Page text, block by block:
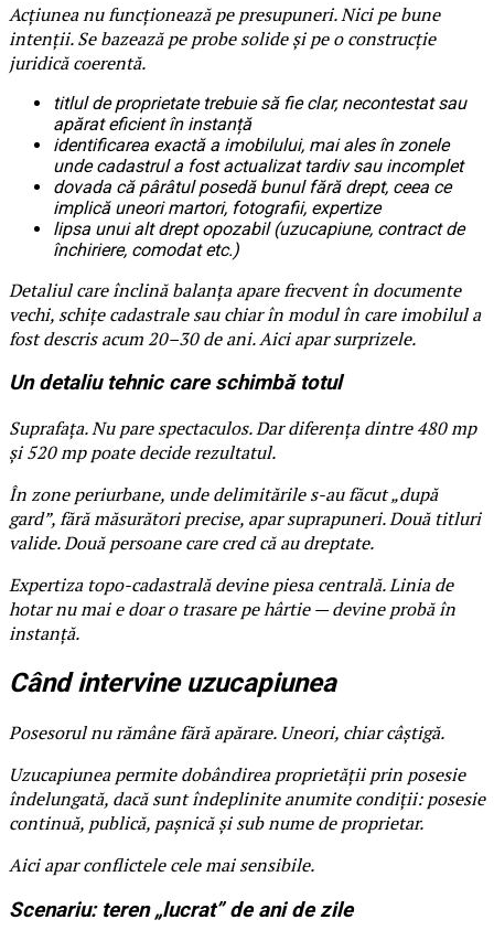
Acțiunea nu funcționează pe presupuneri. Nici pe bune
intenții. Se bazează pe probe solide și pe o construcție
juridică coerentă.
titlul de proprietate trebuie să fie clar, necontestat sau
apărat eficient în instanță
identificarea exactă a imobilului, mai ales în zonele
unde cadastrul a fost actualizat tardiv sau incomplet
dovada că pârâtul posedă bunul fără drept, ceea ce
implică uneori martori, fotografii, expertize
lipsa unui alt drept opozabil (uzucapiune, contract de
închiriere, comodat etc.)
Detaliul care înclină balanța apare frecvent în documente
vechi, schițe cadastrale sau chiar în modul în care imobilul a
fost descris acum 20–30 de ani. Aici apar surprizele.
Un detaliu tehnic care schimbă totul
Suprafața. Nu pare spectaculos. Dar diferența dintre 480 mp
și 520 mp poate decide rezultatul.
În zone periurbane, unde delimitările s-au făcut „după
gard”, fără măsurători precise, apar suprapuneri. Două titluri
valide. Două persoane care cred că au dreptate.
Expertiza topo-cadastrală devine piesa centrală. Linia de
hotar nu mai e doar o trasare pe hârtie — devine probă în
instanță.
Când intervine uzucapiunea
Posesorul nu rămâne fără apărare. Uneori, chiar câștigă.
Uzucapiunea permite dobândirea proprietății prin posesie
îndelungată, dacă sunt îndeplinite anumite condiții: posesie
continuă, publică, pașnică și sub nume de proprietar.
Aici apar conflictele cele mai sensibile.
Scenariu: teren „lucrat” de ani de zile